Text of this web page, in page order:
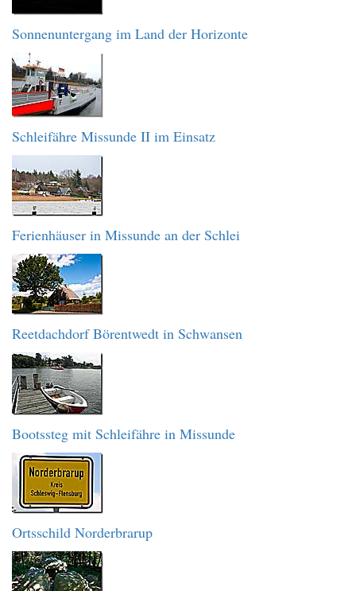
Sonnenuntergang im Land der Horizonte
Schleifähre Missunde II im Einsatz
Ferienhäuser in Missunde an der Schlei
Reetdachdorf Börentwedt in Schwansen
Bootssteg mit Schleifähre in Missunde
Ortsschild Norderbrarup